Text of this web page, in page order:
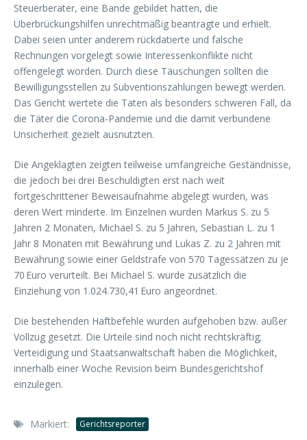
Steuerberater, eine Bande gebildet hatten, die
Überbrückungshilfen unrechtmäßig beantragte und erhielt.
Dabei seien unter anderem rückdatierte und falsche
Rechnungen vorgelegt sowie Interessenkonflikte nicht
offengelegt worden. Durch diese Täuschungen sollten die
Bewilligungsstellen zu Subventionszahlungen bewegt werden.
Das Gericht wertete die Taten als besonders schweren Fall, da
die Täter die Corona-Pandemie und die damit verbundene
Unsicherheit gezielt ausnutzten.
Die Angeklagten zeigten teilweise umfangreiche Geständnisse,
die jedoch bei drei Beschuldigten erst nach weit
fortgeschrittener Beweisaufnahme abgelegt wurden, was
deren Wert minderte. Im Einzelnen wurden Markus S. zu 5
Jahren 2 Monaten, Michael S. zu 5 Jahren, Sebastian L. zu 1
Jahr 8 Monaten mit Bewährung und Lukas Z. zu 2 Jahren mit
Bewährung sowie einer Geldstrafe von 570 Tagessätzen zu je
70 Euro verurteilt. Bei Michael S. wurde zusätzlich die
Einziehung von 1.024.730,41 Euro angeordnet.
Die bestehenden Haftbefehle wurden aufgehoben bzw. außer
Vollzug gesetzt. Die Urteile sind noch nicht rechtskräftig;
Verteidigung und Staatsanwaltschaft haben die Möglichkeit,
innerhalb einer Woche Revision beim Bundesgerichtshof
einzulegen.
Markiert: Gerichtsreporter